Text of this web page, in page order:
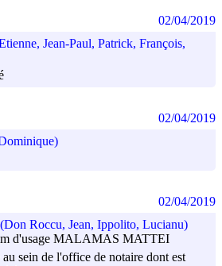
Jean-Paul, Patrick, François,
02/04/2019
02/04/2019
Roccu, Jean, Ippolito, Lucianu)
d'usage MALAMAS MATTEI
au sein de l'office de notaire dont est
02/04/2019